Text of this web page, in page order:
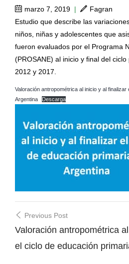
marzo 7, 2019 |
Fagran
Estudio que describe las
niños, niñas y adolescentes que
fueron evaluados por el Programa
(PROSANE) al inicio y final del
2012 y 2017.
Valoración antropométrica al inicio y al
Argentina
Descarga
Post
navigation
Previous Post
Valoración antropométrica
el ciclo de educación